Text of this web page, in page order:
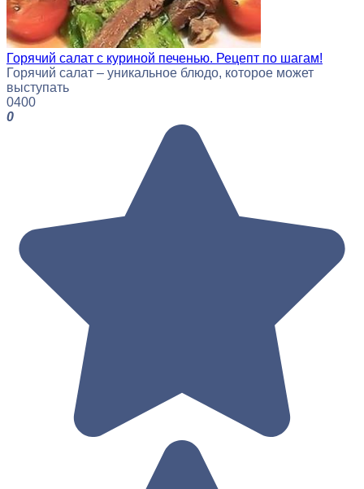
Горячий салат с куриной печенью. Рецепт по шагам!
Горячий салат – уникальное блюдо, которое может
выступать
0400
0